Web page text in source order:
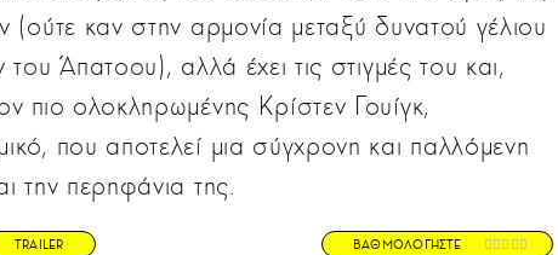
(ούτε καν στην αρμονία μεταξύ δυνατού γέλιου
Άπατοου), αλλά έχει τις στιγμές του και,
πιο ολοκληρωμένης Κρίστεν Γουίγκ,
που αποτελεί μια σύγχρονη και παλλόμενη
την περηφάνια της.
TRAILER ΒΑΘΜΟΛΟΓΗΣΤΕ